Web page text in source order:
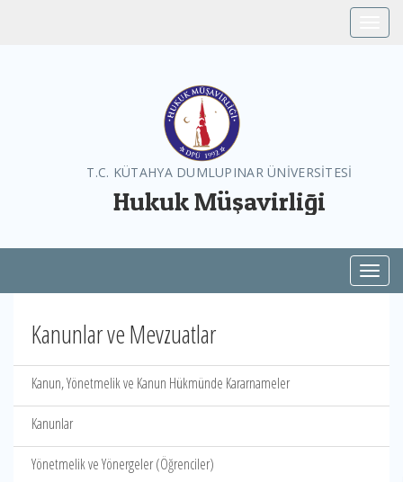
T.C. KÜTAHYA DUMLUPINAR ÜNİVERSİTESİ
Hukuk Müşavirliği
Kanunlar ve Mevzuatlar
Kanun, Yönetmelik ve Kanun Hükmünde Kararnameler
Kanunlar
Yönetmelik ve Yönergeler (Öğrenciler)